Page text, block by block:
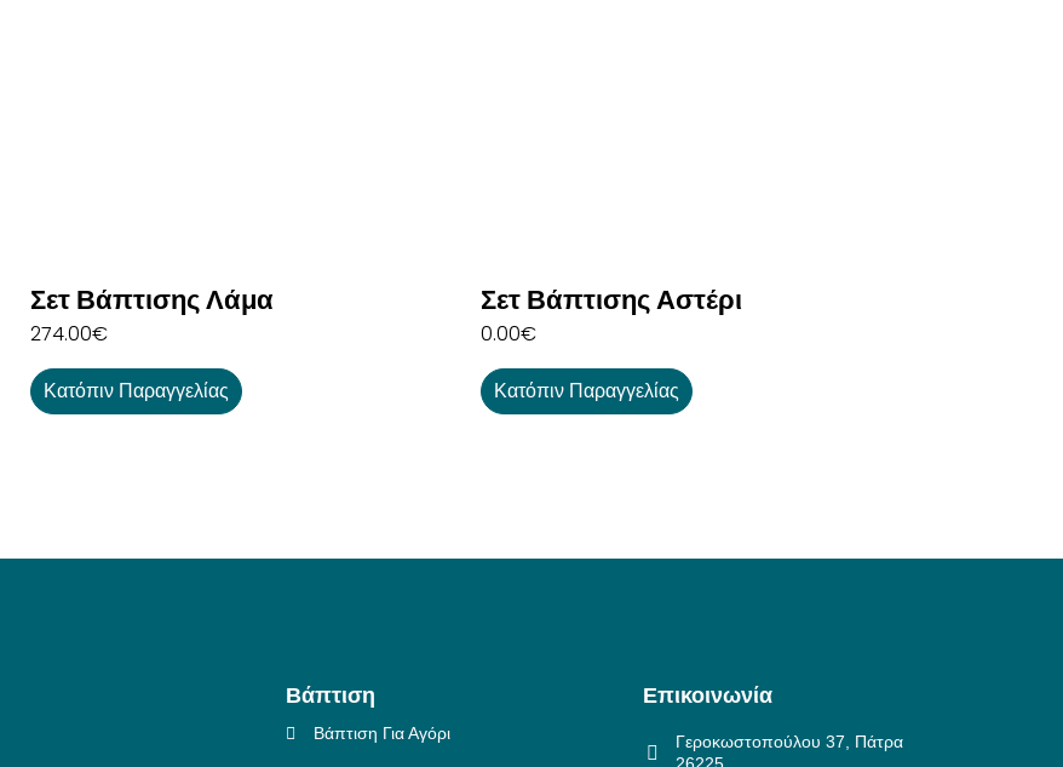
Σετ Βάπτισης Λάμα
274.00€
Κατόπιν Παραγγελίας
Σετ Βάπτισης Αστέρι
0.00€
Κατόπιν Παραγγελίας
Βάπτιση
Βάπτιση Για Αγόρι
Επικοινωνία
Γεροκωστοπούλου 37, Πάτρα